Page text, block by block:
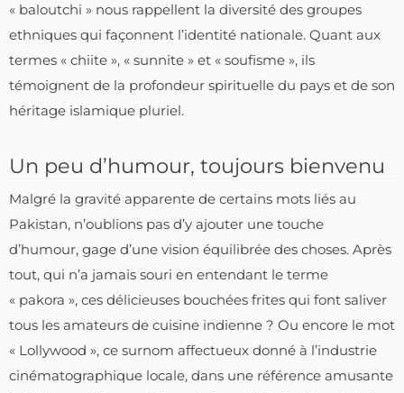
« baloutchi » nous rappellent la diversité des groupes
ethniques qui façonnent l’identité nationale. Quant aux
termes « chiite », « sunnite » et « soufisme », ils
témoignent de la profondeur spirituelle du pays et de son
héritage islamique pluriel.
Un peu d’humour, toujours bienvenu
Malgré la gravité apparente de certains mots liés au
Pakistan, n’oublions pas d’y ajouter une touche
d’humour, gage d’une vision équilibrée des choses. Après
tout, qui n’a jamais souri en entendant le terme
« pakora », ces délicieuses bouchées frites qui font saliver
tous les amateurs de cuisine indienne ? Ou encore le mot
« Lollywood », ce surnom affectueux donné à l’industrie
cinématographique locale, dans une référence amusante